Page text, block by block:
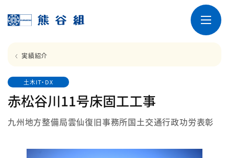
実績紹介
土木IT・DX
赤松谷川11号床固工工事
九州地方整備局雲仙復旧事務所国土交通行政功労表彰